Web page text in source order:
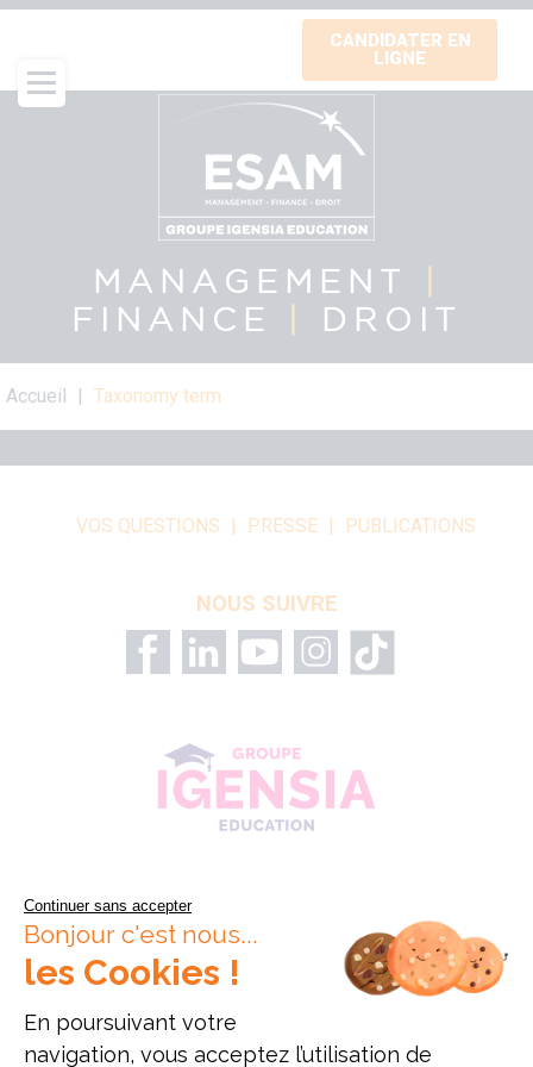
Aller
contenu
principal
CANDIDATER EN
LIGNE
MANAGEMENT
FINANCE
DROIT
Fil
Accueil Taxonomy term
VOS QUESTIONS PRESSE PUBLICATIONS
NOUS SUIVRE
Continuer sans accepter
Bonjour c'est nous...
les Cookies !
En poursuivant votre
navigation, vous acceptez l’utilisation de